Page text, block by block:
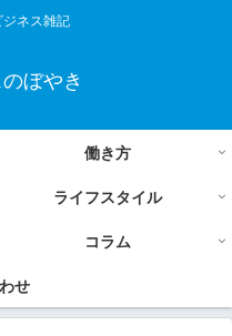
ネス雑記
ぼやき
働き方
ライフスタイル
コラム
せ